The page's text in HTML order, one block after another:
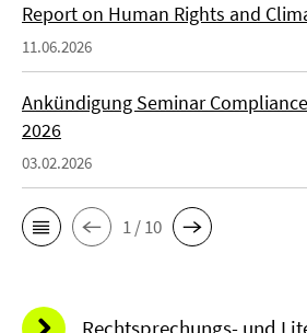
Report on Human Rights and
11.06.2026
Ankündigung Seminar
2026
03.02.2026
1 / 10